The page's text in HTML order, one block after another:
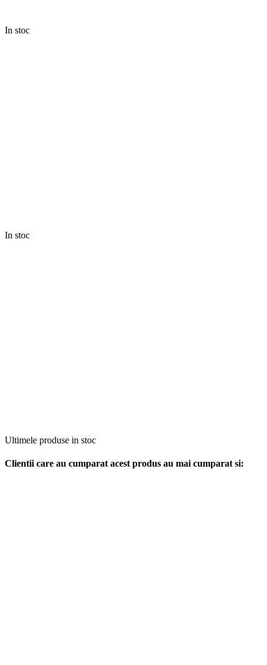
In stoc
In stoc
Ultimele produse in stoc
Clientii care au cumparat acest produs au mai cumparat si: